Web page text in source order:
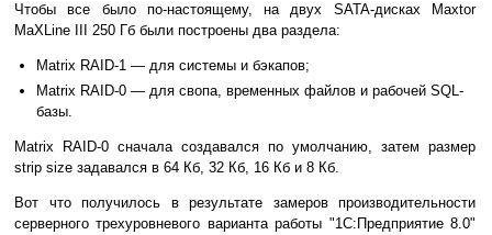
Чтобы все было по-настоящему, на двух SATA-дисках Maxtor
MaXLine III 250 Гб были построены два раздела:
Matrix RAID-1 — для системы и бэкапов;
Matrix RAID-0 — для свопа, временных файлов и рабочей SQL-
базы.
Matrix RAID-0 сначала создавался по умолчанию, затем размер
strip size задавался в 64 Кб, 32 Кб, 16 Кб и 8 Кб.
Вот что получилось в результате замеров производительности
серверного трехуровневого варианта работы "1С:Предприятие 8.0"